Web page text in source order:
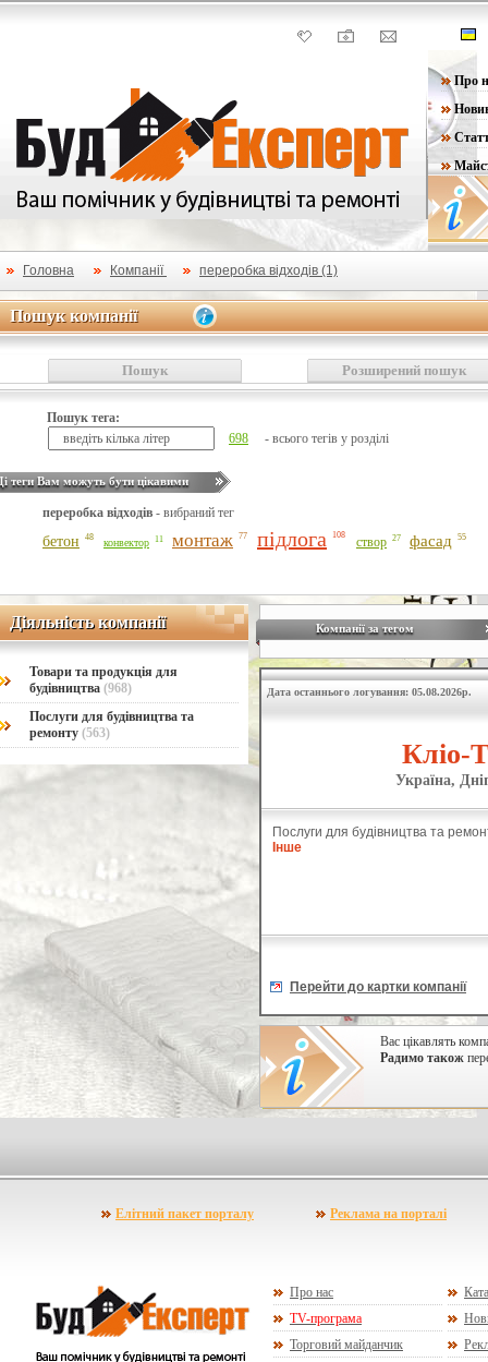
Про
Головна Компанії переробка відходів (1)
Пошук компанії
Пошук компанії
Розширений пошук
Пошук
Пошук тега:
698
- всього тегів у розділі
теги Вам можуть бути цікавими
переробка відходів - вибраний тег
бетон 48 конвектор 11 монтаж 77 підлога 108
створ 27 фасад 55
Діяльність компанії
Діяльність компанії
Товари та продукція для
будівництва (968)
Послуги для будівництва та
ремонту (563)
Компанії за тегом
Дата останнього логування: 05.08.2026р.
Кліо-
Україна,
Послуги для будівництва та
Інше
Перейти до картки компанії
Вас цікавлять
Радимо також
Елітний пакет порталу Реклама на порталі
Про нас
TV-програма
Торговий майданчик